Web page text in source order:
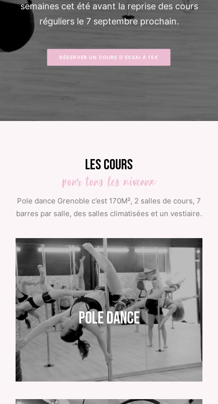
semaines cet été avant la reprise des cours
réguliers le 7 septembre prochain.
RÉSERVER UN COURS D'ESSAI À 15€
Les cours
pour tous les niveaux
Pole dance Grenoble c’est 170M², 2 salles de cours, 7
barres par salle, des salles climatisées et un vestiaire.
Pole dance